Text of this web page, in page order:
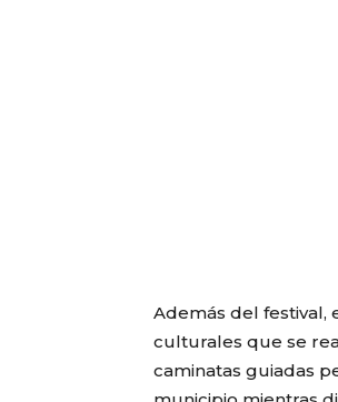
Además del festival,
culturales que se
caminatas guiadas